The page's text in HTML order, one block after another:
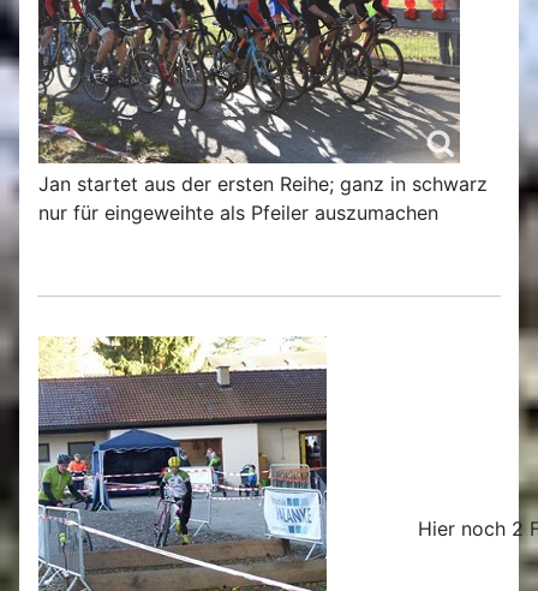
Jan startet aus der ersten Reihe; ganz in schwarz
nur für eingeweihte als Pfeiler auszumachen
Hier noch 2